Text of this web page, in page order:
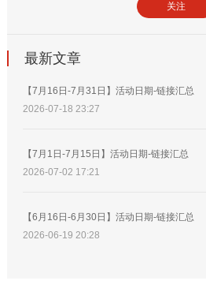
关注
最新文章
【7月16日-7月31日】活动日期-链接汇总
2026-07-18 23:27
【7月1日-7月15日】活动日期-链接汇总
2026-07-02 17:21
【6月16日-6月30日】活动日期-链接汇总
2026-06-19 20:28